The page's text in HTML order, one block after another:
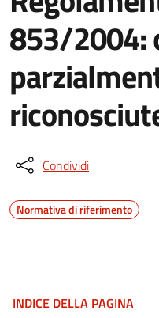
853/2004:
Condividi
Normativa di riferimento
INDICE DELLA PAGINA